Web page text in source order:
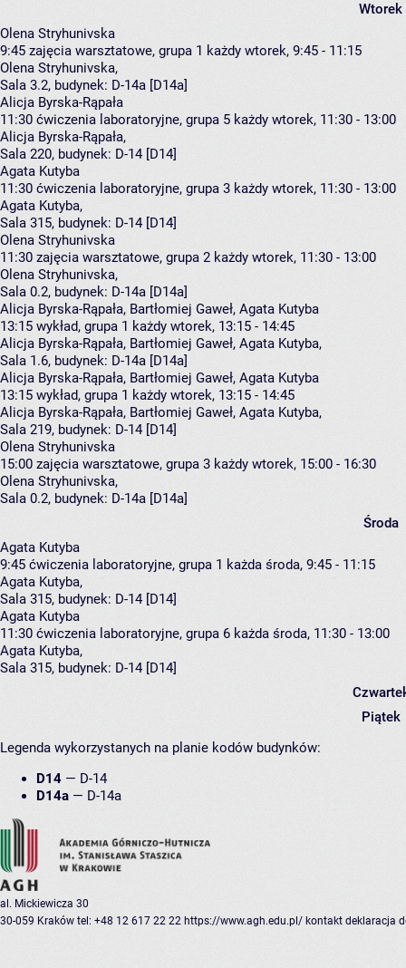
Wtorek
Olena Stryhunivska
9:45 zajęcia warsztatowe, grupa 1 każdy wtorek, 9:45 - 11:15
Olena Stryhunivska,
Sala 3.2, budynek: D-14a [D14a]
Alicja Byrska-Rąpała
11:30 ćwiczenia laboratoryjne, grupa 5 każdy wtorek, 11:30 - 13:00
Alicja Byrska-Rąpała,
Sala 220, budynek: D-14 [D14]
Agata Kutyba
11:30 ćwiczenia laboratoryjne, grupa 3 każdy wtorek, 11:30 - 13:00
Agata Kutyba,
Sala 315, budynek: D-14 [D14]
Olena Stryhunivska
11:30 zajęcia warsztatowe, grupa 2 każdy wtorek, 11:30 - 13:00
Olena Stryhunivska,
Sala 0.2, budynek: D-14a [D14a]
Alicja Byrska-Rąpała, Bartłomiej Gaweł, Agata Kutyba
13:15 wykład, grupa 1 każdy wtorek, 13:15 - 14:45
Alicja Byrska-Rąpała, Bartłomiej Gaweł, Agata Kutyba,
Sala 1.6, budynek: D-14a [D14a]
Alicja Byrska-Rąpała, Bartłomiej Gaweł, Agata Kutyba
13:15 wykład, grupa 1 każdy wtorek, 13:15 - 14:45
Alicja Byrska-Rąpała, Bartłomiej Gaweł, Agata Kutyba,
Sala 219, budynek: D-14 [D14]
Olena Stryhunivska
15:00 zajęcia warsztatowe, grupa 3 każdy wtorek, 15:00 - 16:30
Olena Stryhunivska,
Sala 0.2, budynek: D-14a [D14a]
Środa
Agata Kutyba
9:45 ćwiczenia laboratoryjne, grupa 1 każda środa, 9:45 - 11:15
Agata Kutyba,
Sala 315, budynek: D-14 [D14]
Agata Kutyba
11:30 ćwiczenia laboratoryjne, grupa 6 każda środa, 11:30 - 13:00
Agata Kutyba,
Sala 315, budynek: D-14 [D14]
Piątek
Legenda wykorzystanych na planie kodów budynków:
D14 — D-14
D14a — D-14a
al. Mickiewicza 30
30-059 Kraków tel: +48 12 617 22 22 https://www.agh.edu.pl/ kontakt deklaracja